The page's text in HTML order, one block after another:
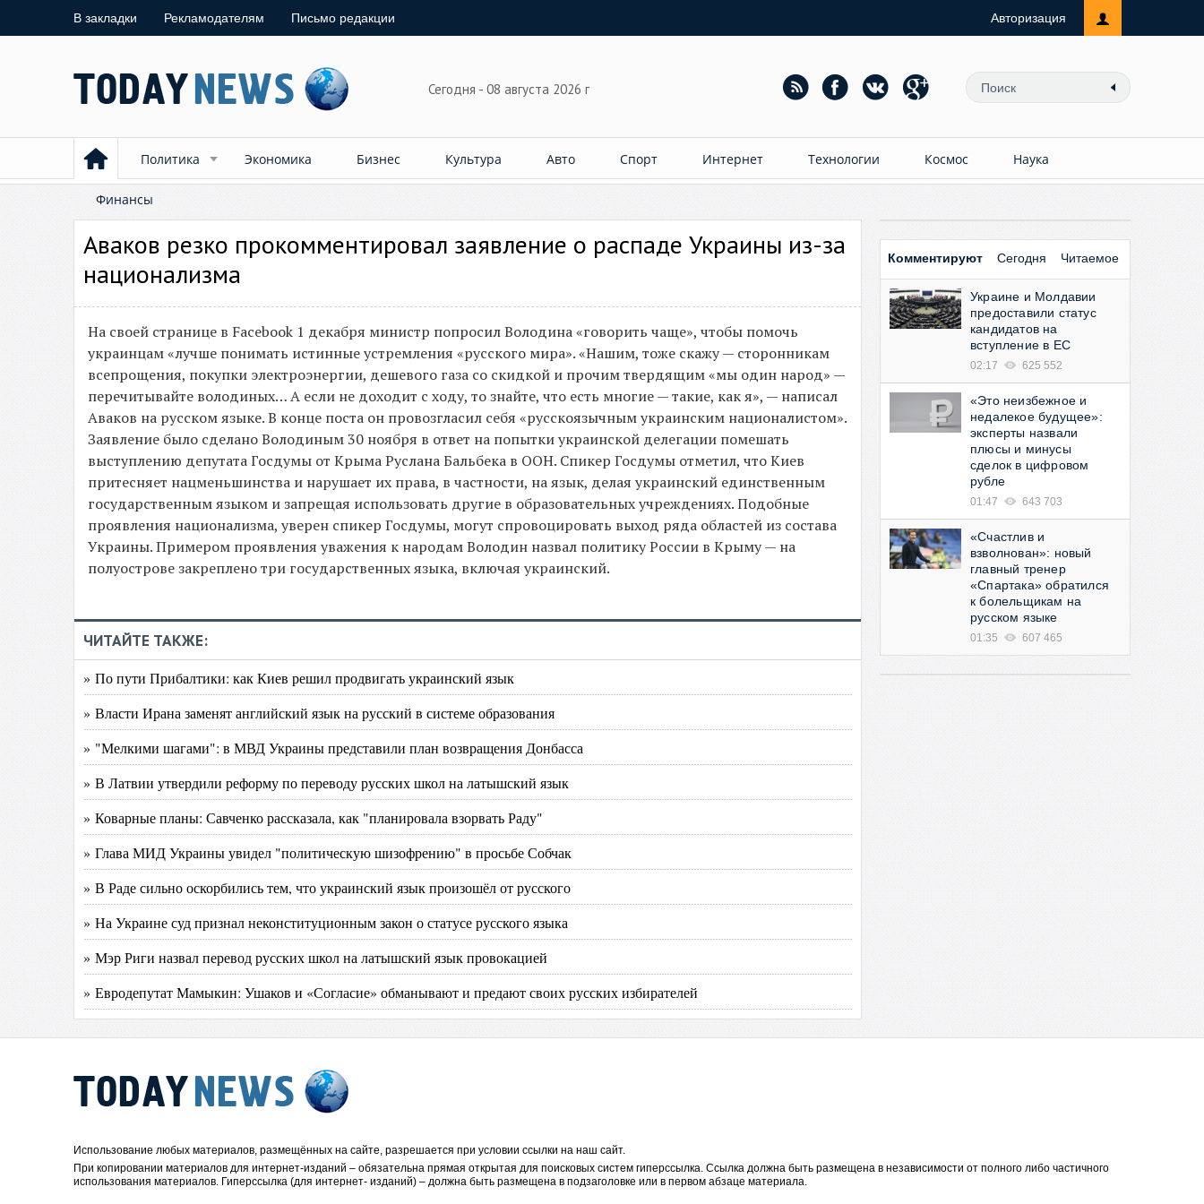
В закладки Рекламодателям Письмо редакции Авторизация
Сегодня - 08 августа 2026 г
Политика Экономика Бизнес Культура Авто Спорт Интернет Технологии Космос Наука
Финансы
Аваков резко прокомментировал заявление о распаде Украины из-за
национализма
На своей странице в Facebook 1 декабря министр попросил Володина «говорить чаще», чтобы помочь
украинцам «лучше понимать истинные устремления «русского мира». «Нашим, тоже скажу — сторонникам
всепрощения, покупки электроэнергии, дешевого газа со скидкой и прочим твердящим «мы один народ» —
перечитывайте володиных… А если не доходит с ходу, то знайте, что есть многие — такие, как я», — написал
Аваков на русском языке. В конце поста он провозгласил себя «русскоязычным украинским националистом».
Заявление было сделано Володиным 30 ноября в ответ на попытки украинской делегации помешать
выступлению депутата Госдумы от Крыма Руслана Бальбека в ООН. Спикер Госдумы отметил, что Киев
притесняет нацменьшинства и нарушает их права, в частности, на язык, делая украинский единственным
государственным языком и запрещая использовать другие в образовательных учреждениях. Подобные
проявления национализма, уверен спикер Госдумы, могут спровоцировать выход ряда областей из состава
Украины. Примером проявления уважения к народам Володин назвал политику России в Крыму — на
полуострове закреплено три государственных языка, включая украинский.
ЧИТАЙТЕ ТАКЖЕ:
» По пути Прибалтики: как Киев решил продвигать украинский язык
» Власти Ирана заменят английский язык на русский в системе образования‍
» "Мелкими шагами": в МВД Украины представили план возвращения Донбасса
» В Латвии утвердили реформу по переводу русских школ на латышский язык
» Коварные планы: Савченко рассказала, как "планировала взорвать Раду"
» Глава МИД Украины увидел "политическую шизофрению" в просьбе Собчак
» В Раде сильно оскорбились тем, что украинский язык произошёл от русского
» На Украине суд признал неконституционным закон о статусе русского языка
» Мэр Риги назвал перевод русских школ на латышский язык провокацией
» Евродепутат Мамыкин: Ушаков и «Согласие» обманывают и предают своих русских избирателей
Комментируют Сегодня Читаемое
Украине и Молдавии
предоставили статус
кандидатов на
вступление в ЕС
02:17 625 552
«Это неизбежное и
недалекое будущее»:
эксперты назвали
плюсы и минусы
сделок в цифровом
рубле
01:47 643 703
«Счастлив и
взволнован»: новый
главный тренер
«Спартака» обратился
к болельщикам на
русском языке
01:35 607 465
Использование любых материалов, размещённых на сайте, разрешается при условии ссылки на наш сайт.
При копировании материалов для интернет-изданий – обязательна прямая открытая для поисковых систем гиперссылка. Ссылка должна быть размещена в независимости от полного либо частичного
использования материалов. Гиперссылка (для интернет- изданий) – должна быть размещена в подзаголовке или в первом абзаце материала.